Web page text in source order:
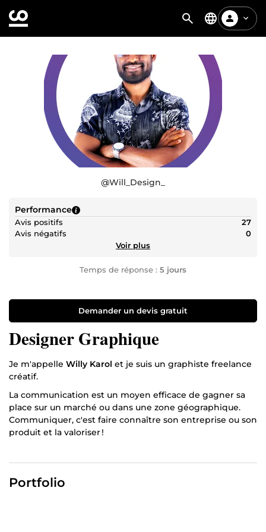
@Will_Design_
Performance
Avis positifs
27
Avis négatifs
0
Voir plus
Temps de réponse : 5 jours
Demander un devis gratuit
Designer Graphique
Je m'appelle Willy Karol et je suis un graphiste freelance
créatif.
La communication est un moyen efficace de gagner sa
place sur un marché ou dans une zone géographique.
Communiquer, c'est faire connaître son entreprise ou son
produit et la valoriser !
d’observation, d’écoute et d’analyse, acquises au fil de
Portfolio